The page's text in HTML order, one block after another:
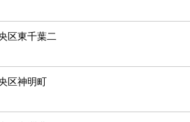
区東千葉二
区神明町